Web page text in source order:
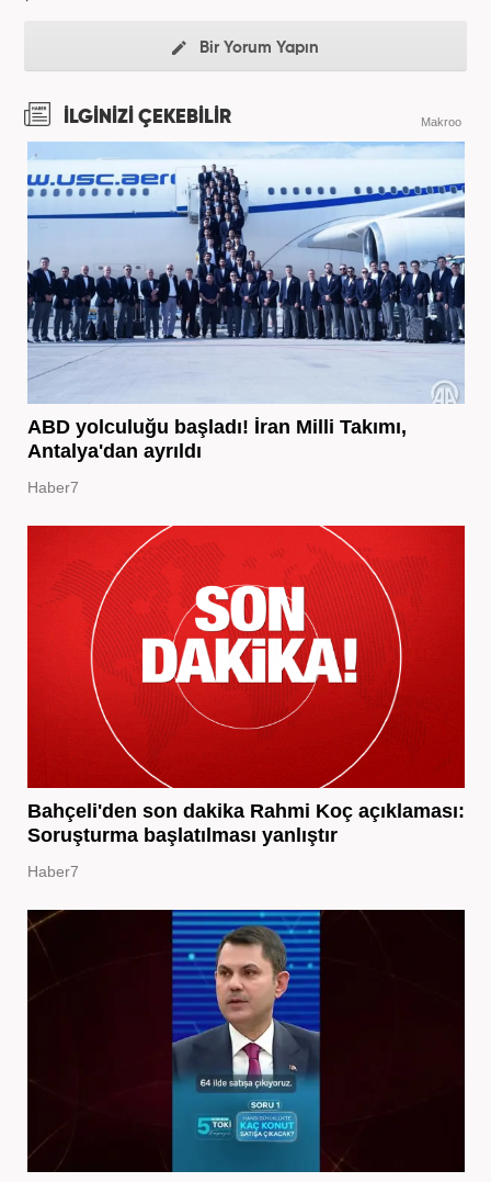
Bir Yorum Yapın
İLGİNİZİ ÇEKEBİLİR Makroo
ABD yolculuğu başladı! İran Milli Takımı,
Antalya'dan ayrıldı
Haber7
Bahçeli'den son dakika Rahmi Koç açıklaması:
Soruşturma başlatılması yanlıştır
Haber7